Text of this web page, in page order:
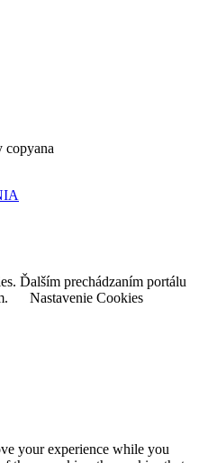
copyana
Ďalším prechádzaním portálu
Nastavenie Cookies
your experience while you